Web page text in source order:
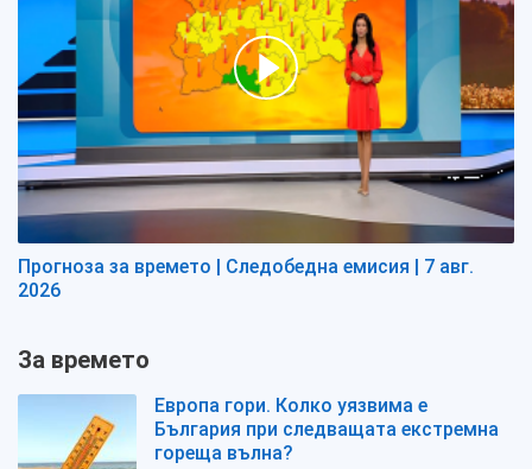
Прогноза за времето | Следобедна емисия | 7 авг.
2026
За времето
Европа гори. Колко уязвима е
България при следващата екстремна
гореща вълна?